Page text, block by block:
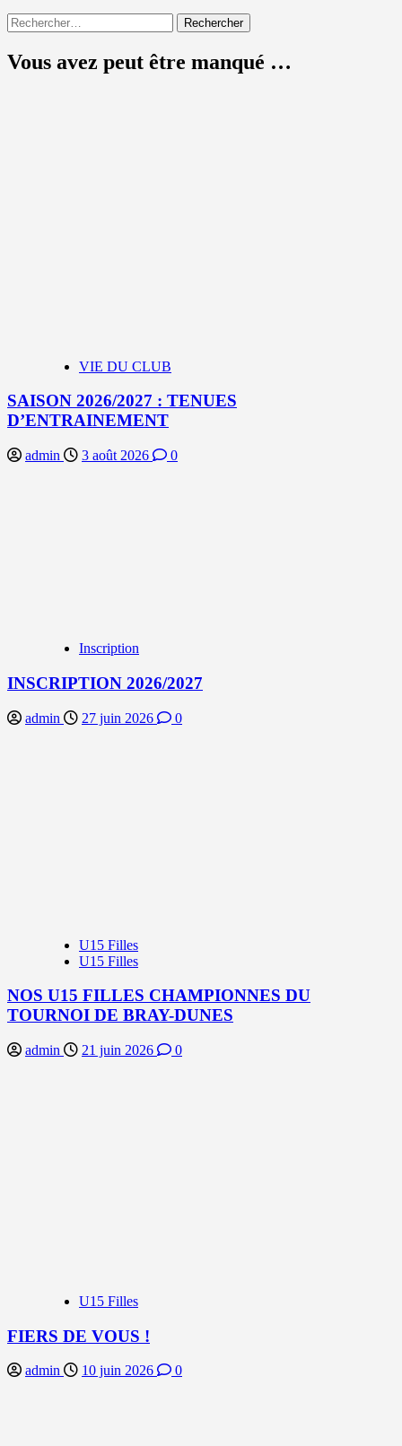
Rechercher :
Vous avez peut être manqué …
VIE DU CLUB
SAISON 2026/2027 : TENUES
D’ENTRAINEMENT
admin 3 août 2026 0
Inscription
INSCRIPTION 2026/2027
admin 27 juin 2026 0
U15 Filles
U15 Filles
NOS U15 FILLES CHAMPIONNES DU
TOURNOI DE BRAY-DUNES
admin 21 juin 2026 0
U15 Filles
FIERS DE VOUS !
admin 10 juin 2026 0